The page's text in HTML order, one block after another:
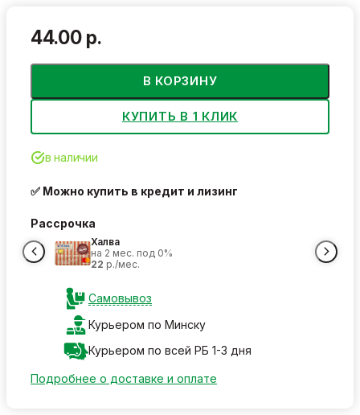
44.00 р.
В КОРЗИНУ
КУПИТЬ В 1 КЛИК
в наличии
✅ Можно купить в кредит и лизинг
Рассрочка
Халва
на 2 мес. под 0%
22 р./мес.
Самовывоз
Курьером по Минску
Курьером по всей РБ 1-3 дня
Подробнее о доставке и оплате